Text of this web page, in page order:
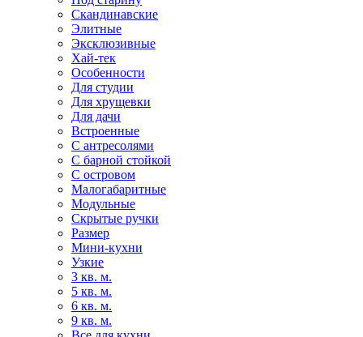
Скандинавские
Элитные
Эксклюзивные
Хай-тек
Особенности
Для студии
Для хрущевки
Для дачи
Встроенные
С антресолями
С барной стойкой
С островом
Малогабаритные
Модульные
Скрытые ручки
Размер
Мини-кухни
Узкие
3 кв. м.
5 кв. м.
6 кв. м.
9 кв. м.